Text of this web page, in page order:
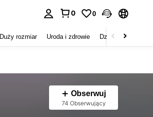
0 0
Duży rozmiar Uroda i zdrowie Dzieci
Obserwuj
74 Obserwujący